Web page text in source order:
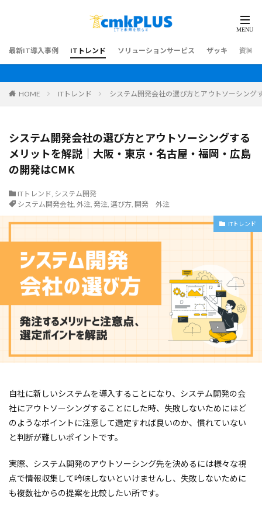
最新IT導入事例 ITトレンド ソリューションサービス ザッキ 資料ダ
HOME ITトレンド システム開発会社の選び方とアウトソーシン
システム開発会社の選び方とアウトソーシングする
メリットを解説｜大阪・東京・名古屋・福岡・広島
の開発はCMK
ITトレンド, システム開発
システム開発会社, 外注, 発注, 選び方, 開発 外注
ITトレンド
自社に新しいシステムを導入することになり、システム開発の会
社にアウトソーシングすることにした時、失敗しないためにはど
のようなポイントに注意して選定すれば良いのか、慣れていない
と判断が難しいポイントです。
実際、システム開発のアウトソーシング先を決めるには様々な視
点で情報収集して吟味しないといけませんし、失敗しないために
も複数社からの提案を比較したい所です。